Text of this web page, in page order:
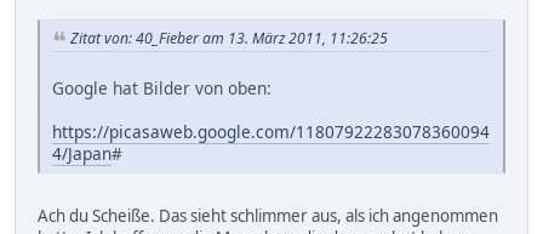
Zitat von: 40_Fieber am 13. März 2011, 11:26:25
Google hat Bilder von oben:
https://picasaweb.google.com/11807922283078360094
4/Japan#
Ach du Scheiße. Das sieht schlimmer aus, als ich angenommen